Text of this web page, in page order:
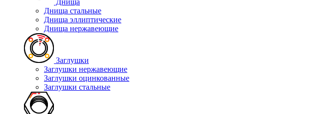
Днища
Днища стальные
Днища эллиптические
Днища нержавеющие
Заглушки
Заглушки нержавеющие
Заглушки оцинкованные
Заглушки стальные